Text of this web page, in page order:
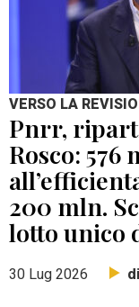
VERSO LA
Pnrr,
Rosco:
200 mln.
lotto unico
30 Lug 2026